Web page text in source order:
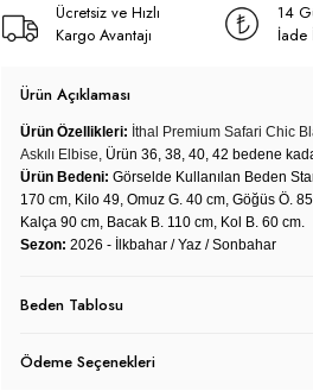
Ücretsiz ve Hızlı
Kargo Avantajı
14
İade
Ürün Açıklaması
Ürün Özellikleri: İthal Premium Safari Chic
Askılı Elbise, Ürün 36, 38, 40, 42 bedene
Ürün Bedeni: Görselde Kullanılan Beden
170 cm, Kilo 49, Omuz G. 40 cm, Göğüs Ö.
Kalça 90 cm, Bacak B. 110 cm, Kol B. 60 cm.
Sezon: 2026 - İlkbahar / Yaz / Sonbahar
Beden Tablosu
Ödeme Seçenekleri